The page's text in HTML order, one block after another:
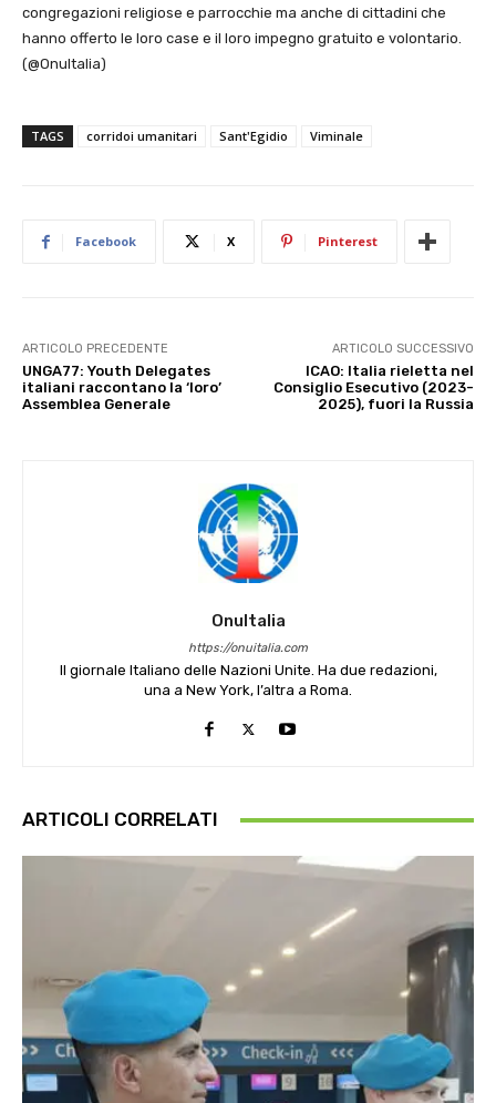
congregazioni religiose e parrocchie ma anche di cittadini che
hanno offerto le loro case e il loro impegno gratuito e volontario.
(@OnuItalia)
TAGS corridoi umanitari Sant'Egidio Viminale
Facebook X Pinterest
ARTICOLO PRECEDENTE
UNGA77: Youth Delegates
italiani raccontano la ‘loro’
Assemblea Generale
ARTICOLO SUCCESSIVO
ICAO: Italia rieletta nel
Consiglio Esecutivo (2023-
2025), fuori la Russia
OnuItalia
https://onuitalia.com
Il giornale Italiano delle Nazioni Unite. Ha due redazioni,
una a New York, l’altra a Roma.
ARTICOLI CORRELATI